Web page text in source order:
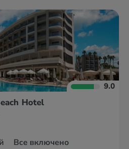
9.0
Hotel
Все включено